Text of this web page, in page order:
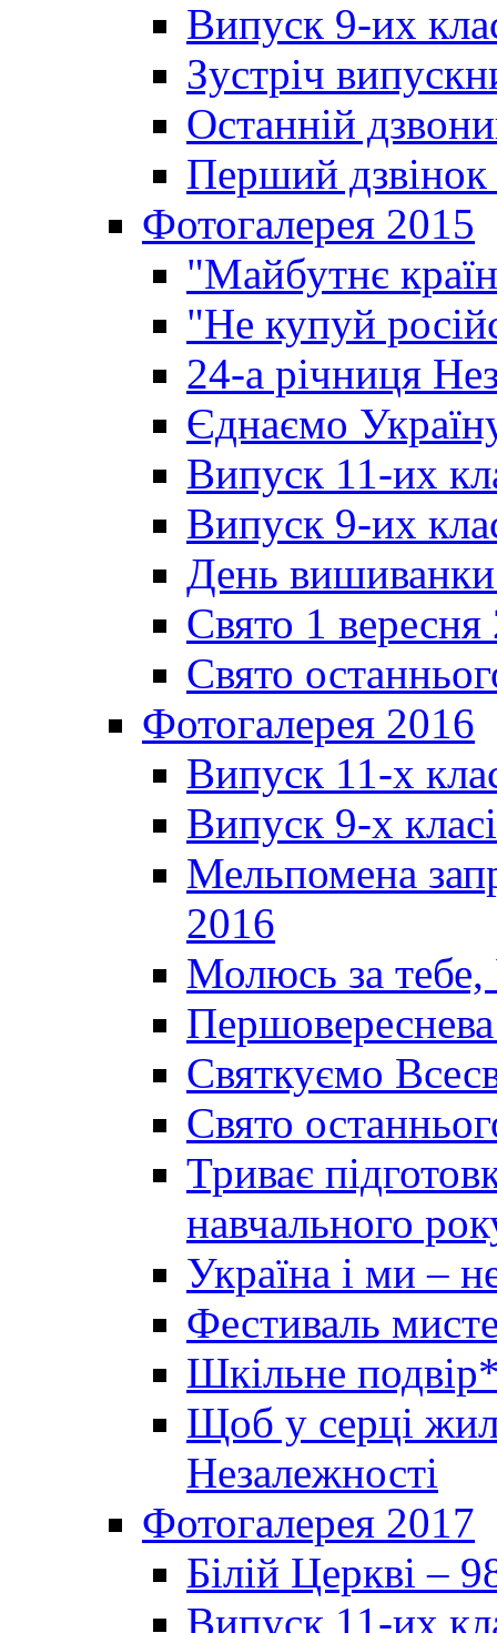
Випуск 9-их
Зустріч
Останній
Перший
Фотогалерея 2015
"Майбутнє
"Не купуй
24-а річниця
Єднаємо
Випуск 11-их
Випуск 9-их
День
Свято 1 вересня
Свято
Фотогалерея 2016
Випуск 11-х
Випуск 9-х
Мельпомена
2016
Молюсь за тебе,
Святкуємо
Свято
Триває
навчального
Україна і ми –
Фестиваль
Шкільне
Щоб у серці
Незалежності
Фотогалерея 2017
Білій Церкві –
Випуск 11-их